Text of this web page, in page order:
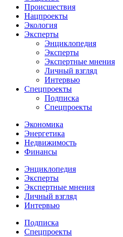
Происшествия
Нацпроекты
Экология
Эксперты
Энциклопедия
Эксперты
Экспертные мнения
Личный взгляд
Интервью
Спецпроекты
Подписка
Спецпроекты
Экономика
Энергетика
Недвижимость
Финансы
Энциклопедия
Эксперты
Экспертные мнения
Личный взгляд
Интервью
Подписка
Спецпроекты